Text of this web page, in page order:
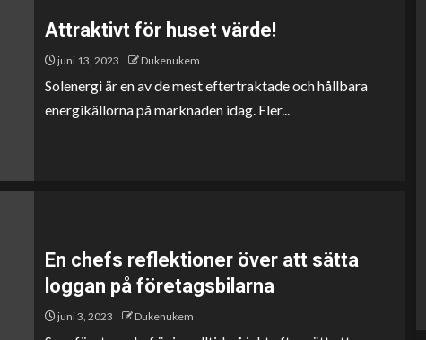
Attraktivt för huset värde!
juni 13, 2023 Dukenukem
Solenergi är en av de mest eftertraktade och hållbara
energikällorna på marknaden idag. Fler...
En chefs reflektioner över att sätta
loggan på företagsbilarna
juni 3, 2023 Dukenukem